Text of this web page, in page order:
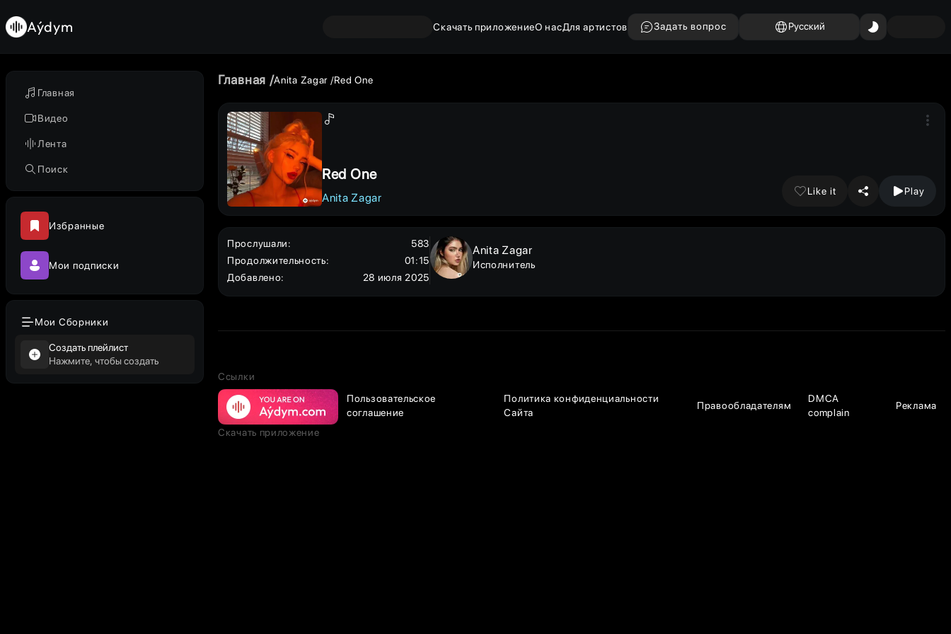
Главная
Видео
Лента
Поиск
Избранные
Мои подписки
Мои Сборники
Создать плейлист
Нажмите, чтобы создать
Aýdym Скачать приложениеО насДля артистов Задать вопрос Русский
Главная Anita Zagar Red One
Red One
Anita Zagar
Like it Play
Прослушали:
583
Продолжительность:
01:15
Добавлено: 28 июля 2025
Anita Zagar
Исполнитель
Ссылки
Пользовательское
соглашение
Политика конфиденциальности
Сайта
Правообладателям
DMCA
complain
Реклама
Скачать приложение